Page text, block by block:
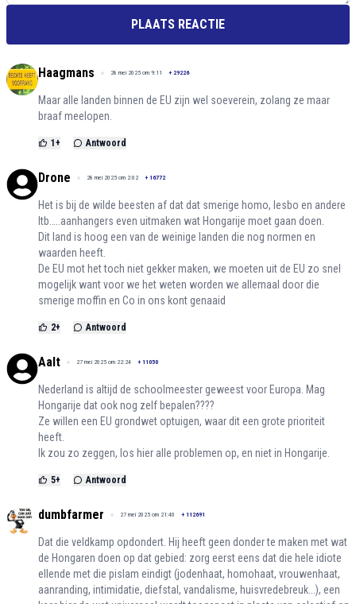
PLAATS REACTIE
Haagmans 28 mei 2025 om 9:11 + 29226
Maar alle landen binnen de EU zijn wel soeverein, zolang ze maar
braaf meelopen.
1+ Antwoord
Drone 28 mei 2025 om 2:02 + 16772
Het is bij de wilde beesten af dat dat smerige homo, lesbo en andere
ltb…..aanhangers even uitmaken wat Hongarije moet gaan doen.
Dit land is hoog een van de weinige landen die nog normen en
waarden heeft.
De EU mot het toch niet gekker maken, we moeten uit de EU zo snel
mogelijk want voor we het weten worden we allemaal door die
smerige moffin en Co in ons kont genaaid
2+ Antwoord
Aalt 27 mei 2025 om 22:24 + 11050
Nederland is altijd de schoolmeester geweest voor Europa. Mag
Hongarije dat ook nog zelf bepalen????
Ze willen een EU grondwet optuigen, waar dit een grote prioriteit
heeft.
Ik zou zo zeggen, los hier alle problemen op, en niet in Hongarije.
5+ Antwoord
dumbfarmer 27 mei 2025 om 21:40 + 112691
Dat die veldkamp opdondert. Hij heeft geen donder te maken met wat
de Hongaren doen op dat gebied: zorg eerst eens dat die hele idiote
ellende met die pislam eindigt (jodenhaat, homohaat, vrouwenhaat,
aanranding, intimidatie, diefstal, vandalisme, huisvredebreuk...), een